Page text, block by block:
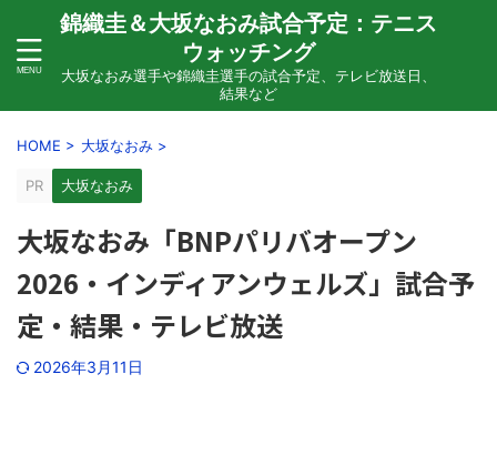
錦織圭＆大坂なおみ試合予定：テニス
ウォッチング
大坂なおみ選手や錦織圭選手の試合予定、テレビ放送日、
結果など
HOME > 大坂なおみ >
PR 大坂なおみ
大坂なおみ「BNPパリバオープン
2026・インディアンウェルズ」試合予
定・結果・テレビ放送
2026年3月11日